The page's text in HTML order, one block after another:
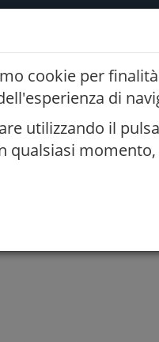
cookie per
di
utilizzando il
qualsiasi
IN VENETO:
E